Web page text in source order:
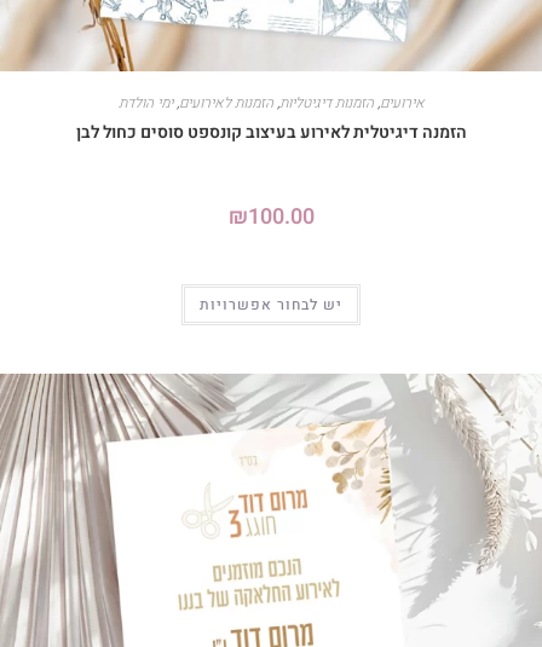
אירועים,הזמנות דיגיטליות,הזמנות לאירועים,ימי הולדת
הזמנה דיגיטלית לאירוע בעיצוב קונספט סוסים כחול לבן
₪100.00
יש לבחור אפשרויות